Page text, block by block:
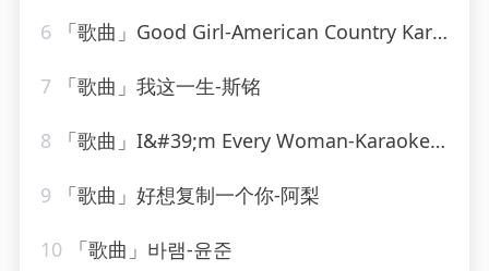
6 「歌曲」Good Girl-American Country Karaoke
7 「歌曲」我这一生-斯铭
8 「歌曲」I&#39;m Every Woman-Karaoke Diamonds
9 「歌曲」好想复制一个你-阿梨
10 「歌曲」바램-윤준